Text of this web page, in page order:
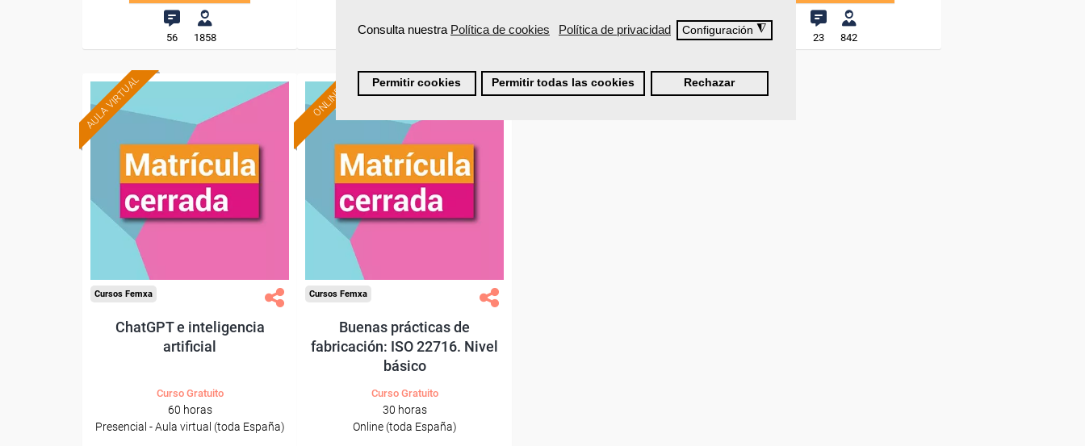
Consulta nuestra Política de cookies Política de privacidad Configuración ◮
Permitir cookies Permitir todas las cookies Rechazar
56 1858 18 12 23 17 23 842
AULA VIRTUAL
Cursos Femxa
ChatGPT e inteligencia
artificial
Curso Gratuito
60 horas
Presencial - Aula virtual (toda España)
ONLINE
Cursos Femxa
Buenas prácticas de
fabricación: ISO 22716. Nivel
básico
Curso Gratuito
30 horas
Online (toda España)